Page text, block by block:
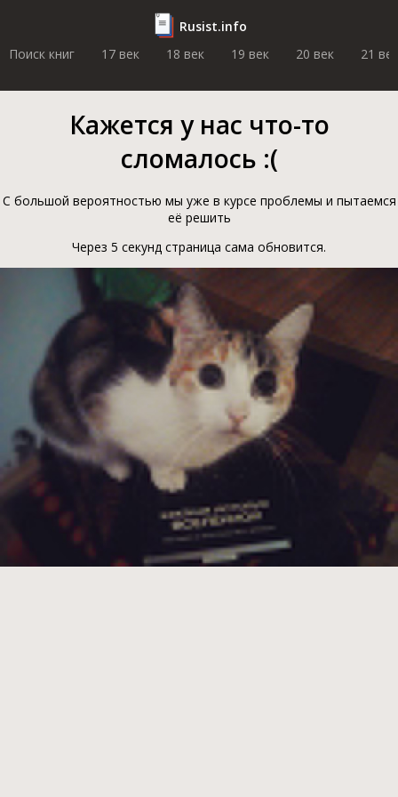
Rusist.info
Поиск книг
17 век 18 век 19 век 20 век 21 век
Кажется у нас что-то
сломалось :(
С большой вероятностью мы уже в курсе проблемы и пытаемся
её решить
Через 5 секунд страница сама обновится.